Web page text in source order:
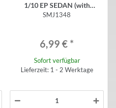
1/10 EP SEDAN (with
Adhesive/Black/0.5mm)(4)
SMJ1348
6,99 € *
Sofort verfügbar
Lieferzeit: 1 - 2 Werktage